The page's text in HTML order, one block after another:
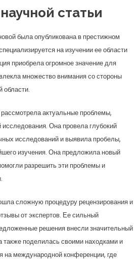
статьи
была опубликована в престижном
на изучении ее области
приобрела огромное значение для
множество внимания со стороны
области.
актуальные проблемы,
Она провела глубокий
исследований и выявила пробелы,
изучения. Она предложила новый
разрешить эти проблемы и
сложную процедуру рецензирования и
от экспертов. Ее сильный
решения внесли значительный
также поделилась своими находками и
на международной конференции, где